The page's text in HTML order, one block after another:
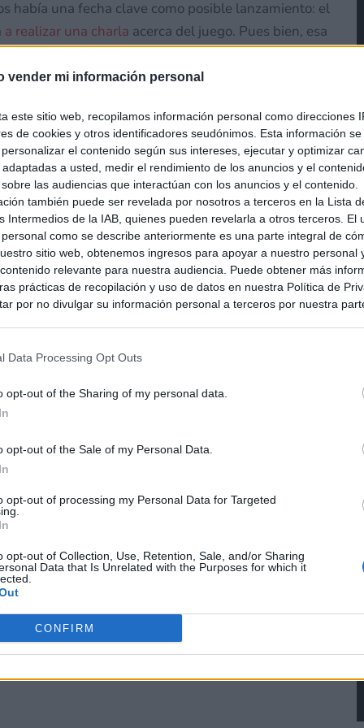
vender mi información personal
este sitio web, recopilamos información personal como direcciones
de cookies y otros identificadores seudónimos. Esta información
el contenido según sus intereses, ejecutar y optimizar
adaptadas a usted, medir el rendimiento de los anuncios y el
las audiencias que interactúan con los anuncios y el contenido.
también puede ser revelada por nosotros a terceros en la Lista
Intermedios de la IAB, quienes pueden revelarla a otros terceros. El
como se describe anteriormente es una parte integral de
sitio web, obtenemos ingresos para apoyar a nuestro personal
relevante para nuestra audiencia. Puede obtener más
prácticas de recopilación y uso de datos en nuestra Política de
por no divulgar su información personal a terceros por nuestra
en la información personal utilizada por nosotros o en
por no participar en la divulgación adicional de su información
en la Lista de participantes intermedios de la IAB.
Data Processing Opt Outs
opt-out of the Sharing of my personal data.
opt-out of the Sale of my Personal Data.
opt-out of processing my Personal Data for Targeted
opt-out of Collection, Use, Retention, Sale, and/or Sharing
Data that Is Unrelated with the Purposes for which it
CONFIRM
había una fecha clave como posible lanzamiento: el
realizar una charla acerca del juego. Pues bien, esa
la conferencia se ha cancelado.
de Pokémon GO en la
por lo que sólo podemos hacer
días sepamos algo del tema. Quizás
Direct, o puede que simplemente hayan visto
a tiempo. Recordemos que la idea inicial era
haber finalizado el año pasado y, hasta donde se
un poco más para saber nuevas noticias oficiales del